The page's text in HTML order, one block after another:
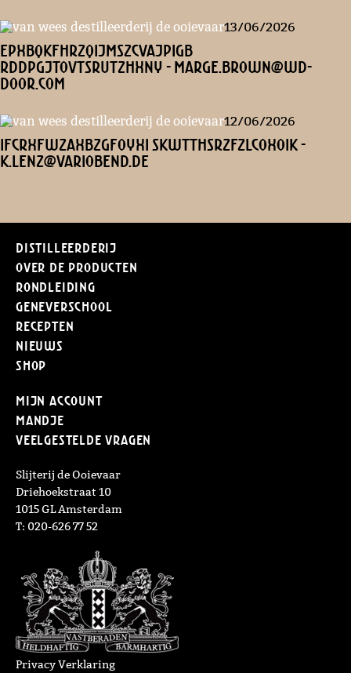
13/06/2026
EpXBQKFhrzQijMSZcVaJpigB
rdDPGjToVtsRUTzHXnY - marge.brown@wd-
door.com
12/06/2026
IFCRXFwzaxbzgFoyxI SkWTthsrZfzlcOXoik -
k.lenz@variobend.de
Distilleerderij
Over de producten
Rondleiding
Geneverschool
Recepten
Nieuws
Shop
Mijn Account
Mandje
Veelgestelde vragen
Slijterij de Ooievaar
Driehoekstraat 10
1015 GL Amsterdam
T: 020-626 77 52
Privacy Verklaring